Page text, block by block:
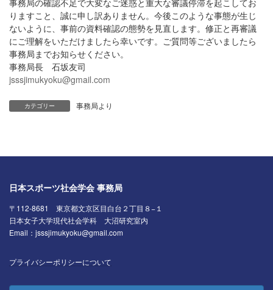
りますこと、誠に申し訳ありません。今後このような事態が生じ
ないように、事前の資料確認の態勢を見直します。修正と再審議
にご理解をいただけましたら幸いです。ご質問等ございましたら
事務局までお知らせください。
事務局長 石坂友司
jsssjimukyoku@gmail.com
カテゴリー 事務局より
日本スポーツ社会学会 事務局
〒112-8681 東京都文京区目白台２丁目８−１
日本女子大学現代社会学科 大沼研究室内
Email：jsssjimukyoku@gmail.com
プライバシーポリシーについて